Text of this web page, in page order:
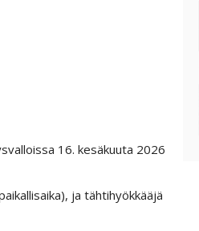
16. kesäkuuta 2026
ja tähtihyökkääjä